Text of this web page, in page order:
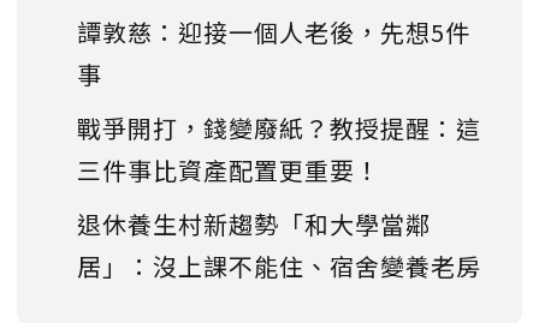
譚敦慈：迎接一個人老後，先想5件
事
戰爭開打，錢變廢紙？教授提醒：這
三件事比資產配置更重要！
退休養生村新趨勢「和大學當鄰
居」：沒上課不能住、宿舍變養老房